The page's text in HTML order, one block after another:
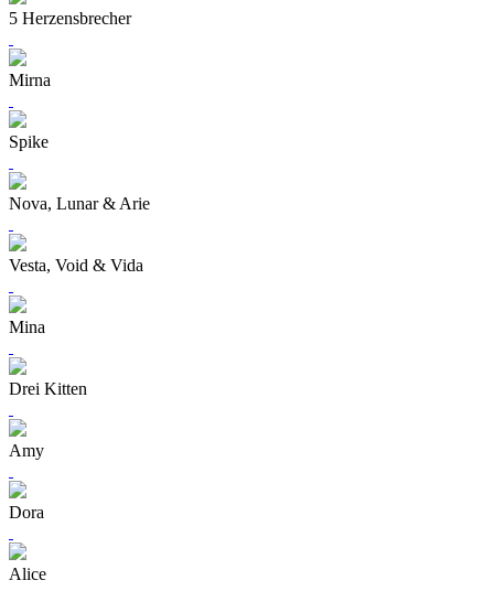
5 Herzensbrecher
Mirna
Spike
Nova, Lunar & Arie
Vesta, Void & Vida
Mina
Drei Kitten
Amy
Dora
Alice